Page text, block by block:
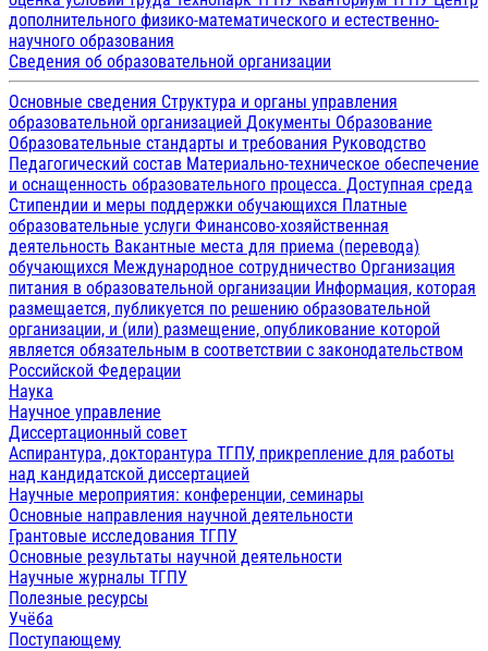
дополнительного физико-математического и естественно-
научного образования
Сведения об образовательной организации
Основные сведения Структура и органы управления
образовательной организацией Документы Образование
Образовательные стандарты и требования Руководство
Педагогический состав Материально-техническое обеспечение
и оснащенность образовательного процесса. Доступная среда
Стипендии и меры поддержки обучающихся Платные
образовательные услуги Финансово-хозяйственная
деятельность Вакантные места для приема (перевода)
обучающихся Международное сотрудничество Организация
питания в образовательной организации Информация, которая
размещается, публикуется по решению образовательной
организации, и (или) размещение, опубликование которой
является обязательным в соответствии с законодательством
Российской Федерации
Наука
Научное управление
Диссертационный совет
Аспирантура, докторантура ТГПУ, прикрепление для работы
над кандидатской диссертацией
Научные мероприятия: конференции, семинары
Основные направления научной деятельности
Грантовые исследования ТГПУ
Основные результаты научной деятельности
Научные журналы ТГПУ
Полезные ресурсы
Учёба
Поступающему